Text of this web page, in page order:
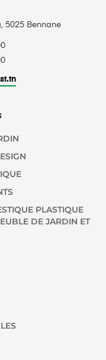
5025 Bennane
PLASTIQUE
DE JARDIN ET